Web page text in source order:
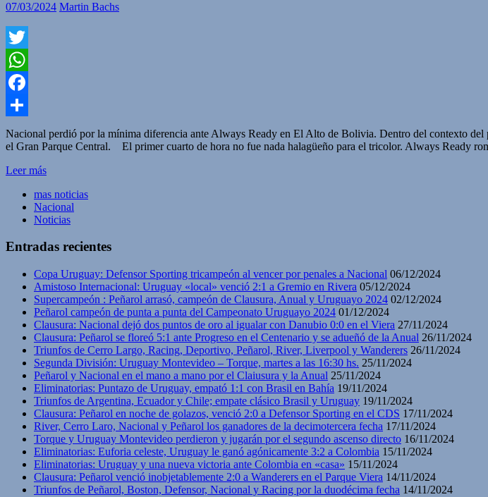
07/03/2024 Martin Bachs
Twitter
WhatsApp
Facebook
Compartir
Nacional perdió por la mínima diferencia ante Always Ready en El Alto de Bolivia. Dentro del contexto
el Gran Parque Central. El primer cuarto de hora no fue nada halagüeño para el tricolor. Always Ready
Leer más
mas noticias
Nacional
Noticias
Entradas recientes
Copa Uruguay: Defensor Sporting tricampeón al vencer por penales a Nacional 06/12/2024
Amistoso Internacional: Uruguay «local» venció 2:1 a Gremio en Rivera 05/12/2024
Supercampeón : Peñarol arrasó, campeón de Clausura, Anual y Uruguayo 2024 02/12/2024
Peñarol campeón de punta a punta del Campeonato Uruguayo 2024 01/12/2024
Clausura: Nacional dejó dos puntos de oro al igualar con Danubio 0:0 en el Viera 27/11/2024
Clausura: Peñarol se floreó 5:1 ante Progreso en el Centenario y se adueñó de la Anual 26/11/2024
Triunfos de Cerro Largo, Racing, Deportivo, Peñarol, River, Liverpool y Wanderers 26/11/2024
Segunda División: Uruguay Montevideo – Torque, martes a las 16:30 hs. 25/11/2024
Peñarol y Nacional en el mano a mano por el Claiusura y la Anual 25/11/2024
Eliminatorias: Puntazo de Uruguay, empató 1:1 con Brasil en Bahía 19/11/2024
Triunfos de Argentina, Ecuador y Chile; empate clásico Brasil y Uruguay 19/11/2024
Clausura: Peñarol en noche de golazos, venció 2:0 a Defensor Sporting en el CDS 17/11/2024
River, Cerro Laro, Nacional y Peñarol los ganadores de la decimotercera fecha 17/11/2024
Torque y Uruguay Montevideo perdieron y jugarán por el segundo ascenso directo 16/11/2024
Eliminatorias: Euforia celeste, Uruguay le ganó agónicamente 3:2 a Colombia 15/11/2024
Eliminatorias: Uruguay y una nueva victoria ante Colombia en «casa» 15/11/2024
Clausura: Peñarol venció inobjetablemente 2:0 a Wanderers en el Parque Viera 14/11/2024
Triunfos de Peñarol, Boston, Defensor, Nacional y Racing por la duodécima fecha 14/11/2024